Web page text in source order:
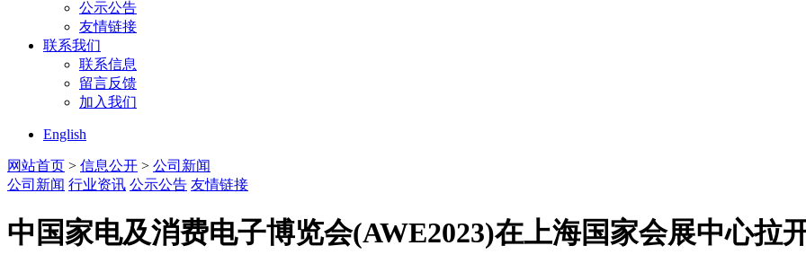
公示公告
友情链接
联系我们
联系信息
留言反馈
加入我们
English
网站首页 > 信息公开 > 公司新闻
公司新闻 行业资讯 公示公告 友情链接
中国家电及消费电子博览会(AWE2023)在上海国家会展中心拉